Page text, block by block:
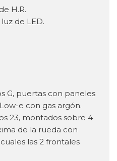
H.R.
de LED.
G, puertas con paneles
e con gas argón.
23, montados sobre 4
de la rueda con
las 2 frontales